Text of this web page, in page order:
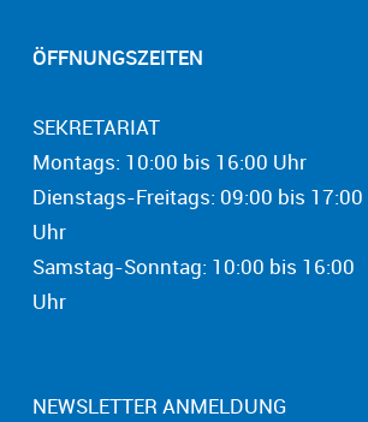
ÖFFNUNGSZEITEN
SEKRETARIAT
Montags: 10:00 bis 16:00 Uhr
Dienstags-Freitags: 09:00 bis 17:00
Uhr
Samstag-Sonntag: 10:00 bis 16:00
Uhr
NEWSLETTER ANMELDUNG